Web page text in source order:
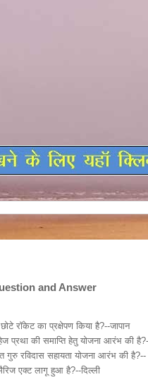
and Answer
रॉकेट का प्रक्षेपण किया है?--जापान
प्रथा की समाप्ति हेतु योजना आरंभ की
रविदास सहायता योजना आरंभ की है?--
एक्ट लागू हुआ है?--दिल्ली